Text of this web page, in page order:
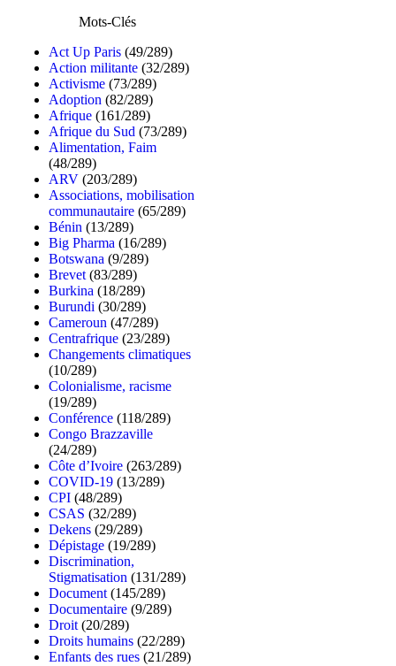
Mots-Clés
Act Up Paris (49/289)
Action militante (32/289)
Activisme (73/289)
Adoption (82/289)
Afrique (161/289)
Afrique du Sud (73/289)
Alimentation, Faim
(48/289)
ARV (203/289)
Associations, mobilisation
communautaire (65/289)
Bénin (13/289)
Big Pharma (16/289)
Botswana (9/289)
Brevet (83/289)
Burkina (18/289)
Burundi (30/289)
Cameroun (47/289)
Centrafrique (23/289)
Changements climatiques
(10/289)
Colonialisme, racisme
(19/289)
Conférence (118/289)
Congo Brazzaville
(24/289)
Côte d’Ivoire (263/289)
COVID-19 (13/289)
CPI (48/289)
CSAS (32/289)
Dekens (29/289)
Dépistage (19/289)
Discrimination,
Stigmatisation (131/289)
Document (145/289)
Documentaire (9/289)
Droit (20/289)
Droits humains (22/289)
Enfants des rues (21/289)